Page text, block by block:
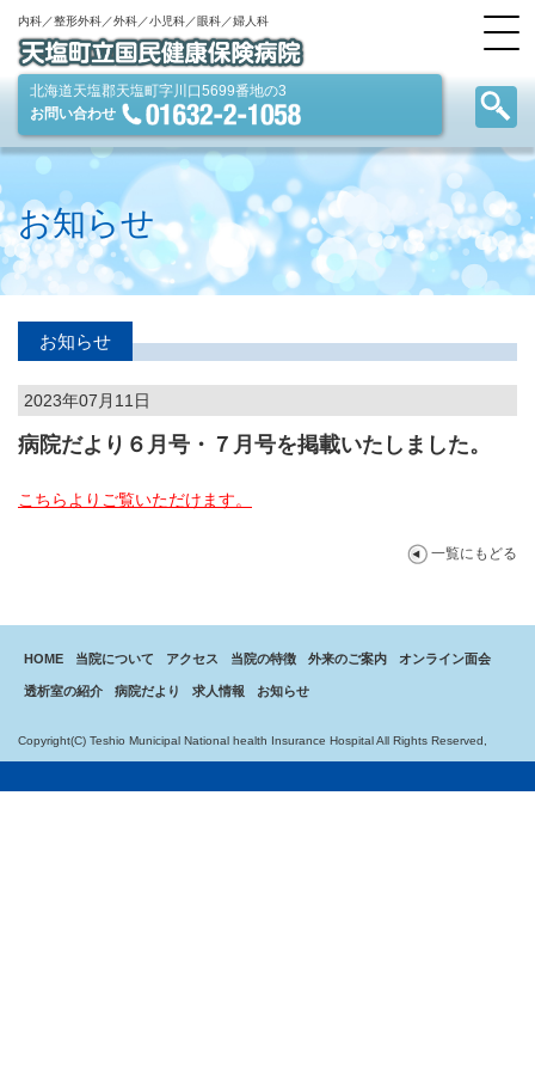
内科／整形外科／外科／小児科／眼科／婦人科
北海道天塩郡天塩町字川口5699番地の3
お問い合わせ
お知らせ
お知らせ
2023年07月11日
病院だより６月号・７月号を掲載いたしました。
こちらよりご覧いただけます。
一覧にもどる
HOME 当院について アクセス 当院の特徴 外来のご案内 オンライン面会
透析室の紹介 病院だより 求人情報 お知らせ
Copyright(C) Teshio Municipal National health Insurance Hospital All Rights Reserved,